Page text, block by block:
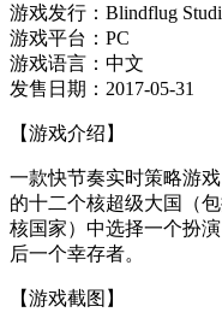
游戏发行：Blindflug
游戏平台：PC
游戏语言：中文
发售日期：2017-05-31
【游戏介绍】
一款快节奏实时策略游
的十二个核超级大国（
核国家）中选择一个扮
后一个幸存者。
【游戏截图】